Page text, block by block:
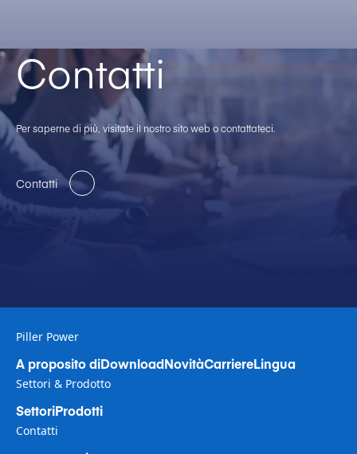
Contatti
Per saperne di più, visitate il nostro sito web o contattateci.
Contatti
Piller Power
A proposito diDownloadNovitàCarriereLingua
Settori & Prodotto
SettoriProdotti
Contatti